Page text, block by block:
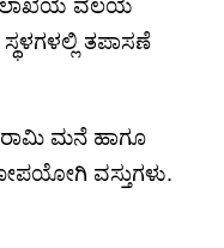
ಇಲಾಖೆಯ ವಲಯ
ತಪಾಸಣೆ
ಮನೆ ಹಾಗೂ
ವಸ್ತುಗಳು.